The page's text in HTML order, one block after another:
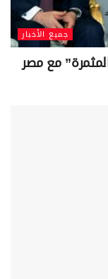
جميع الأخبار
مع مصر